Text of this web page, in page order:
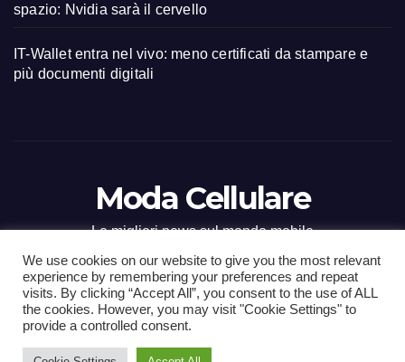
spazio: Nvidia sarà il cervello
IT-Wallet entra nel vivo: meno certificati da stampare e
più documenti digitali
Moda Cellulare
Le migliori news sul mondo mobile
Proudly powered by WordPress| Tema: Newsup diThemeansar
We use cookies on our website to give you the most relevant
experience by remembering your preferences and repeat
visits. By clicking “Accept All”, you consent to the use of ALL
the cookies. However, you may visit "Cookie Settings" to
provide a controlled consent.